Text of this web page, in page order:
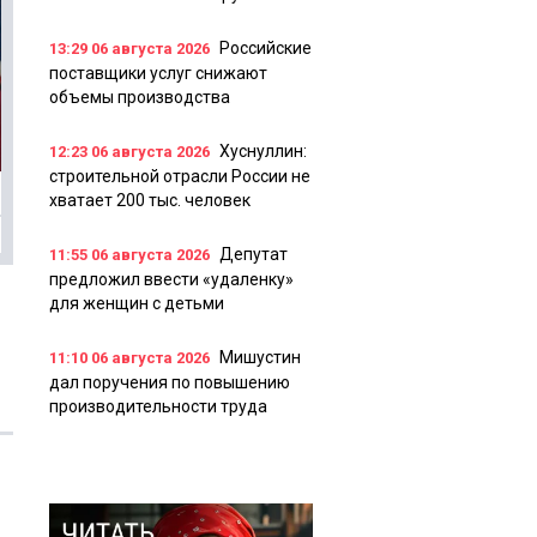
13:29 06 августа 2026
Российские
поставщики услуг снижают
объемы производства
12:23 06 августа 2026 Хуснуллин:
строительной отрасли России не
хватает 200 тыс. человек
11:55 06 августа 2026 Депутат
предложил ввести «удаленку»
для женщин с детьми
11:10 06 августа 2026
Мишустин
дал поручения по повышению
производительности труда